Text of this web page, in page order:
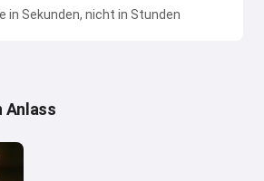
in Sekunden, nicht in Stunden
Anlass